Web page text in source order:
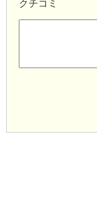
クチコミ